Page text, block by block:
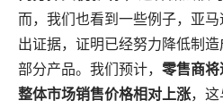
而，我们也看到一些例子，亚
出证据，证明已经努力降低制
部分产品。我们预计， 零售商
整体市场销售价格相对上涨，